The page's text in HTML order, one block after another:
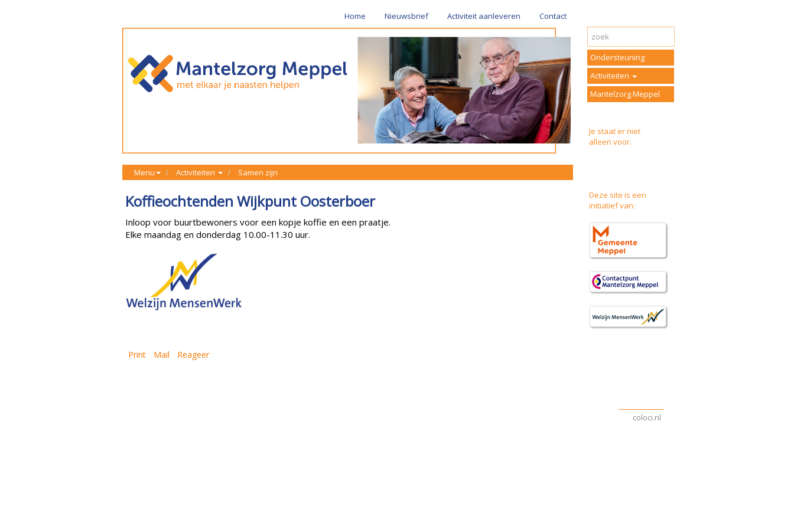
Home Nieuwsbrief Activiteit aanleveren Contact
Menu Activiteiten Samen zijn
Koffieochtenden Wijkpunt Oosterboer
Inloop voor buurtbewoners voor een kopje koffie en een praatje.
Elke maandag en donderdag 10.00-11.30 uur.
Print Mail Reageer
Ondersteuning
Activiteiten
Mantelzorg Meppel
Je staat er niet
alleen voor.
Deze site is een
initiatief van:
coloci.nl